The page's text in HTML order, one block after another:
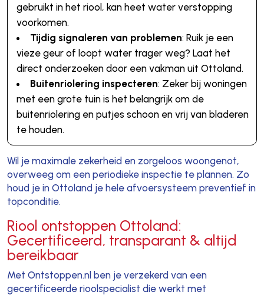
gebruikt in het riool, kan heet water verstopping
voorkomen.
Tijdig signaleren van problemen: Ruik je een
vieze geur of loopt water trager weg? Laat het
direct onderzoeken door een vakman uit Ottoland.
Buitenriolering inspecteren: Zeker bij woningen
met een grote tuin is het belangrijk om de
buitenriolering en putjes schoon en vrij van bladeren
te houden.
Wil je maximale zekerheid en zorgeloos woongenot,
overweeg om een periodieke inspectie te plannen. Zo
houd je in Ottoland je hele afvoersysteem preventief in
topconditie.
Riool ontstoppen Ottoland:
Gecertificeerd, transparant & altijd
bereikbaar
Met Ontstoppen.nl ben je verzekerd van een
gecertificeerde rioolspecialist die werkt met